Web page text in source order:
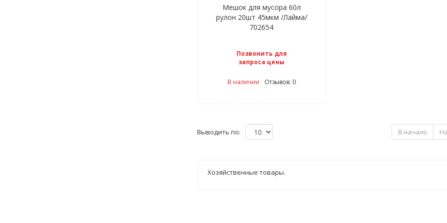
Мешок для мусора 60л
рулон 20шт 45мкм /Лайма/
702654
Позвонить для
запроса цены
В наличии Отзывов: 0
Выводить по: В начало
Хозяйственные товары.